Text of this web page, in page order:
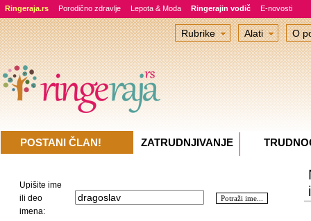
Ringeraja.rs Porodično zdravlje Lepota & Moda Ringerajin vodič E-novosti
Upišite ime
ili deo
imena:
Rubrike Alati O
POSTANI ČLAN! ZATRUDNJIVANJE